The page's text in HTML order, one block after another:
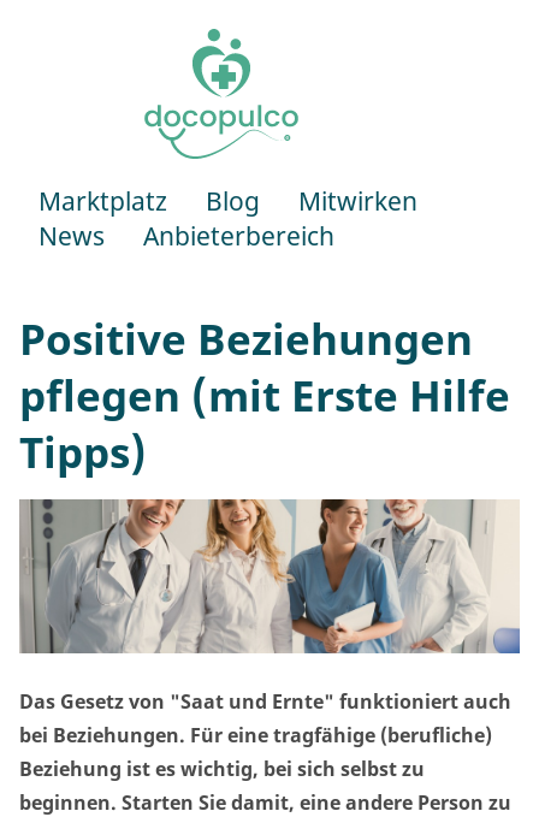
Positive Beziehungen
pflegen (mit Erste Hilfe
Tipps)
Marktplatz Blog
Mitwirken
News
Anbieterbereich
Das Gesetz von "Saat und Ernte" funktioniert auch
bei Beziehungen. Für eine tragfähige (berufliche)
Beziehung ist es wichtig, bei sich selbst zu
beginnen. Starten Sie damit, eine andere Person zu